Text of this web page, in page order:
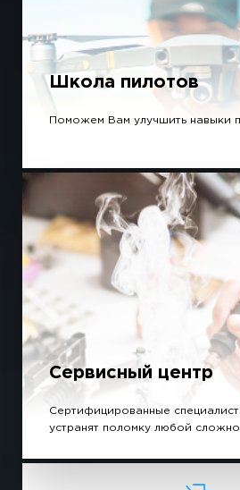
Школа пилотов
Поможем Вам улучшить навыки
Сервисный центр
Сертифицированные
устранят поломку любой